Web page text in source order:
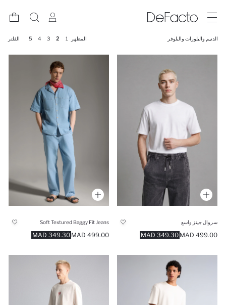
الدنيم والبلوزات والبلوفر المظهر 1
2
3
4
5 الفلتر
سروال جينز واسع
349.30 MAD 499.00 MAD
Soft Textured Baggy Fit Jeans
349.30 MAD 499.00 MAD